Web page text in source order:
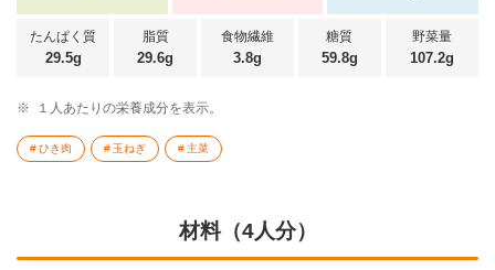
たんぱく質
29.5g
脂質
29.6g
食物繊維
3.8g
糖質
59.8g
野菜量
107.2g
※ １人あたりの栄養成分を表示。
ひき肉 玉ねぎ 主菜
材料（4人分）